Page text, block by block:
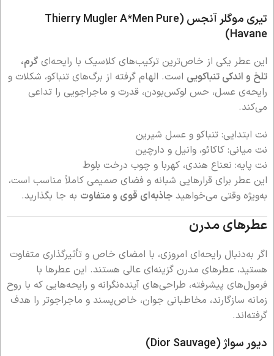
تیری موگلر آنجس (Thierry Mugler A*Men Pure
Havane)
این عطر یکی از خاص‌ترین ترکیب‌های کلاسیک با رایحه‌ای گرم،
تلخ و اندکی تنباکویی است. الهام گرفته از برگ‌های تنباکو، شکلات و
رایحه‌ی عسل، حس لوکس‌بودن، قدرت و ماجراجویی را تداعی
می‌کند.
نت ابتدایی: تنباکو و عسل شیرین
نت میانی: کاکائو، وانیل و دارچین
نت پایه: نعناع هندی، کهربا و چوب درخت بلوط
این عطر برای قرارهایی شبانه و فضای صمیمی کاملاً مناسب است،
به‌ویژه وقتی می‌خواهید جاذبه‌ای قوی و متفاوت به جا بگذارید.
عطرهای مدرن
اگر به‌دنبال رایحه‌ای امروزی، با امضای خاص و تأثیرگذاری متفاوت
هستید، عطرهای مدرن گزینه‌ای عالی هستند. این عطرها با
فرمول‌های پیشرفته، طراحی‌های آینده‌نگرانه و رایحه‌هایی که با روح
زمانه سازگارند، مخاطبانی جوان، خاص‌پسند و ماجراجوتر را هدف
گرفته‌اند.
دیور سواژ (Dior Sauvage)